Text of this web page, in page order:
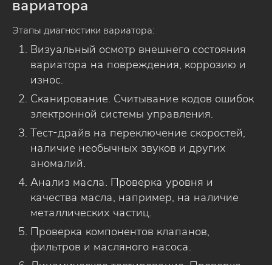
вариатора
Этапы диагностики вариатора:
Визуальный осмотр внешнего состояния
вариатора на повреждения, коррозию и
износ.
Сканирование. Считывание кодов ошибок
электронной системы управления.
Тест-драйв на переключение скоростей,
наличие необычных звуков и других
аномалий.
Анализ масла. Проверка уровня и
качества масла, например, на наличие
металлических частиц.
Проверка компонентов клапанов,
фильтров и масляного насоса.